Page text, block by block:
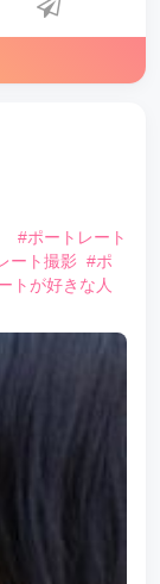
#ポートレート
ート撮影 #ポ
トが好きな人